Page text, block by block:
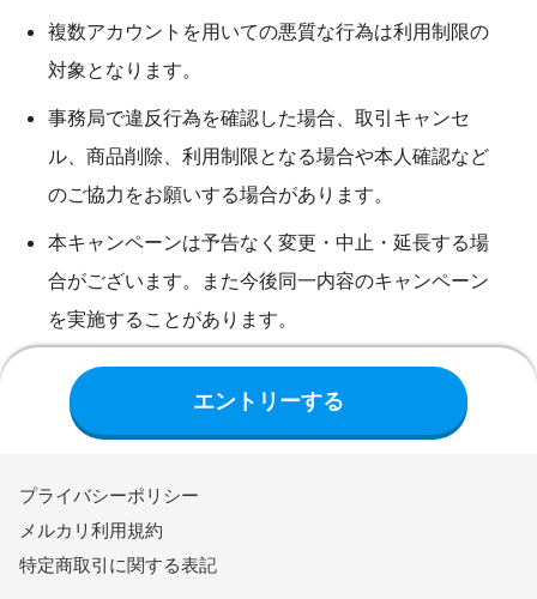
複数アカウントを用いての悪質な行為は利用制限の
対象となります。
事務局で違反行為を確認した場合、取引キャンセ
ル、商品削除、利用制限となる場合や本人確認など
のご協力をお願いする場合があります。
本キャンペーンは予告なく変更・中止・延長する場
合がございます。また今後同一内容のキャンペーン
を実施することがあります。
エントリーする
プライバシーポリシー
メルカリ利用規約
特定商取引に関する表記